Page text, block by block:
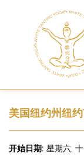
美国纽约州纽
开始日期: 星期六,